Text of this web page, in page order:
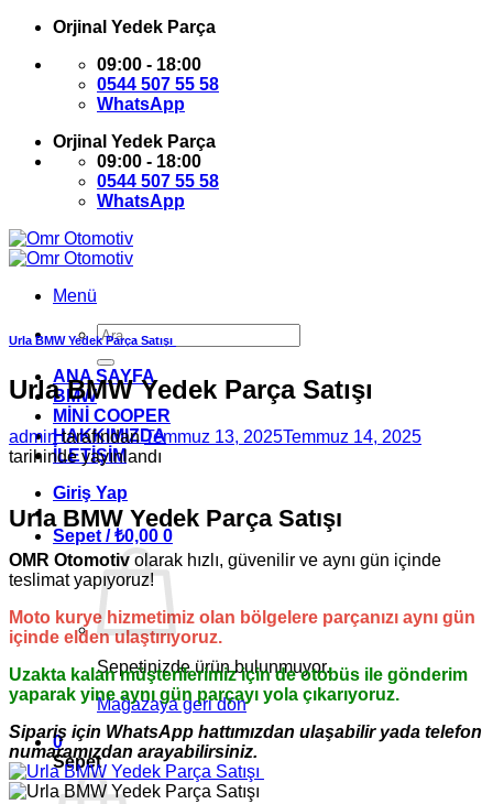
İçeriğeOrjinal Yedek Parça
09:00 - 18:00
0544 507 55 58
WhatsApp
Orjinal Yedek Parça
09:00 - 18:00
0544 507 55 58
WhatsApp
Menü
Ara:
ANA SAYFA
BMW
MİNİ COOPER
HAKKIMIZDA
İLETİŞİM
Giriş Yap
Sepet /₺0,00 0
Sepetinizde ürün bulunmuyor.
Mağazaya geri dön
0
Sepet
Urla BMW Yedek Parça Satışı
Urla BMW Yedek Parça Satışı
admintarafından Temmuz 13, 2025Temmuz 14, 2025
tarihinde yayınlandı
Urla BMW Yedek Parça Satışı
OMR Otomotivolarak hızlı, güvenilir ve aynı gün içinde
teslimat yapıyoruz!
Moto kurye hizmetimiz olan bölgelere parçanızı aynı gün
içinde elden ulaştırıyoruz.
Uzakta kalan müşterilerimiz için de otobüs ile gönderim
yaparak yine aynı gün parçayı yola çıkarıyoruz.
Sipariş için WhatsApp hattımızdan ulaşabilir yada telefon
numaramızdan arayabilirsiniz.